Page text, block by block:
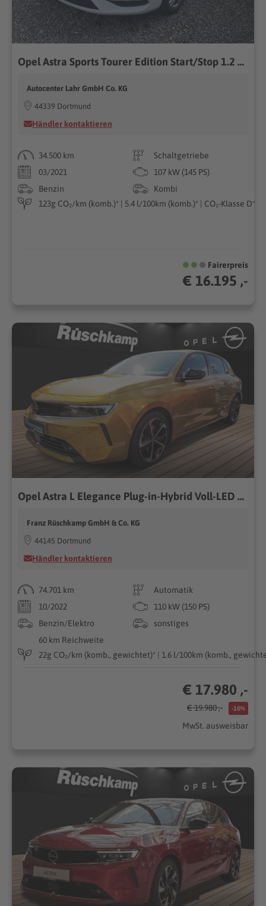
Opel Astra Sports Tourer Edition Start/Stop 1.2 Edition, AHK, LED, Kamera, Navi, AppConnect
Autocenter Lahr GmbH Co. KG
44339 Dortmund
Händler kontaktieren
34.500 km
Schaltgetriebe
03/2021
107 kW (145 PS)
Benzin
Kombi
123g CO₂/km (komb.)* | 5.4 l/100km (komb.)* | CO₂-Klasse D*
Fairerpreis
€ 16.195 ,-
Opel Astra L Elegance Plug-in-Hybrid Voll-LED Rückkam
Franz Rüschkamp GmbH & Co. KG
44145 Dortmund
Händler kontaktieren
74.701 km
Automatik
10/2022
110 kW (150 PS)
Benzin/Elektro
sonstiges
60 km Reichweite
22g CO₂/km (komb., gewichtet)* | 1.6 l/100km (komb.,
€ 17.980 ,-
€ 19.980 ,- -10%
MwSt. ausweisbar